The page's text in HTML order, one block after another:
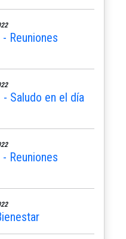
Reuniones
Saludo en el día
Reuniones